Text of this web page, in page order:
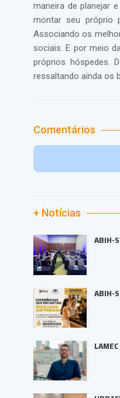
maneira de planejar
montar seu próprio
Associando os
sociais. E por meio
próprios hóspedes.
ressaltando ainda os
Comentários
+ Notícias
ABIH-
ABIH-